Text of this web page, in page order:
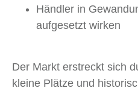
Händler in
aufgesetzt wirken
Der Markt erstreckt sich
kleine Plätze und